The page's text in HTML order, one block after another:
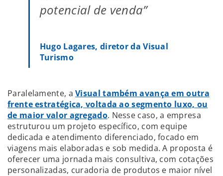
potencial de venda”
Hugo Lagares, diretor da Visual
Turismo
Paralelamente, aVisual também avança em outra
frente estratégica, voltada ao segmento luxo, ou
de maior valor agregado. Nesse caso, a empresa
estruturou um projeto específico, com equipe
dedicada e atendimento diferenciado, focado em
viagens mais elaboradas e sob medida. A proposta é
oferecer uma jornada mais consultiva, com cotações
personalizadas, curadoria de produtos e maior nível